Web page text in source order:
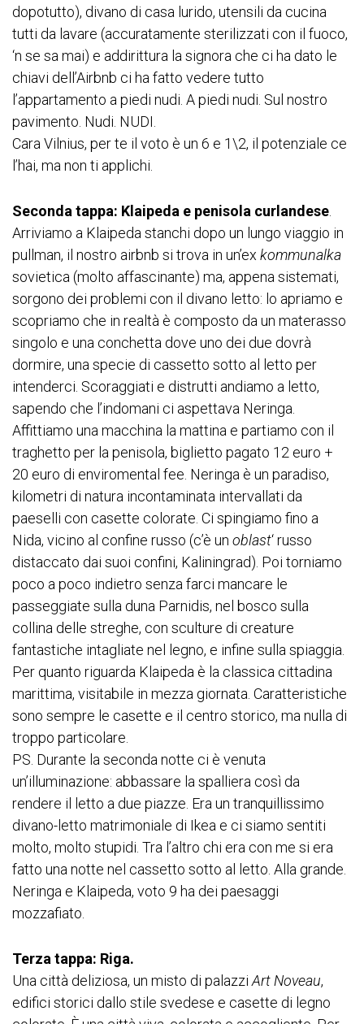
dopotutto), divano di casa lurido, utensili da cucina
tutti da lavare (accuratamente sterilizzati con il fuoco,
‘n se sa mai) e addirittura la signora che ci ha dato le
chiavi dell’Airbnb ci ha fatto vedere tutto
l’appartamento a piedi nudi. A piedi nudi. Sul nostro
pavimento. Nudi. NUDI.
Cara Vilnius, per te il voto è un 6 e 1\2, il potenziale ce
l’hai, ma non ti applichi.
Seconda tappa: Klaipeda e penisola curlandese
Arriviamo a Klaipeda stanchi dopo un lungo viaggio in
pullman, il nostro airbnb si trova in un’ex kommunalka
sovietica (molto affascinante) ma, appena sistemati,
sorgono dei problemi con il divano letto: lo apriamo e
scopriamo che in realtà è composto da un materasso
singolo e una conchetta dove uno dei due dovrà
dormire, una specie di cassetto sotto al letto per
intenderci. Scoraggiati e distrutti andiamo a letto,
sapendo che l’indomani ci aspettava Neringa.
Affittiamo una macchina la mattina e partiamo con il
traghetto per la penisola, biglietto pagato 12 euro +
20 euro di enviromental fee. Neringa è un paradiso,
kilometri di natura incontaminata intervallati da
paeselli con casette colorate. Ci spingiamo fino a
Nida, vicino al confine russo (c’è un oblast‘ russo
distaccato dai suoi confini, Kaliningrad). Poi torniamo
poco a poco indietro senza farci mancare le
passeggiate sulla duna Parnidis, nel bosco sulla
collina delle streghe, con sculture di creature
fantastiche intagliate nel legno, e infine sulla spiaggia.
Per quanto riguarda Klaipeda è la classica cittadina
marittima, visitabile in mezza giornata. Caratteristiche
sono sempre le casette e il centro storico, ma nulla di
troppo particolare.
PS. Durante la seconda notte ci è venuta
un’illuminazione: abbassare la spalliera così da
rendere il letto a due piazze. Era un tranquillissimo
divano-letto matrimoniale di Ikea e ci siamo sentiti
molto, molto stupidi. Tra l’altro chi era con me si era
fatto una notte nel cassetto sotto al letto. Alla grande.
Neringa e Klaipeda, voto 9 ha dei paesaggi
mozzafiato.
Terza tappa: Riga.
Una città deliziosa, un misto di palazzi Art Noveau,
edifici storici dallo stile svedese e casette di legno